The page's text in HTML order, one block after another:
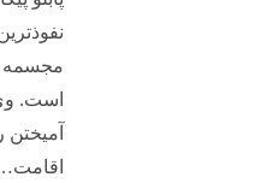
مجسمه
است.